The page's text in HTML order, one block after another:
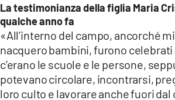
La testimonianza della figlia Maria
qualche anno fa
«All’interno del campo, ancorché
nacquero bambini, furono
c’erano le scuole e le persone,
potevano circolare, incontrarsi,
loro culto e lavorare anche fuori dal